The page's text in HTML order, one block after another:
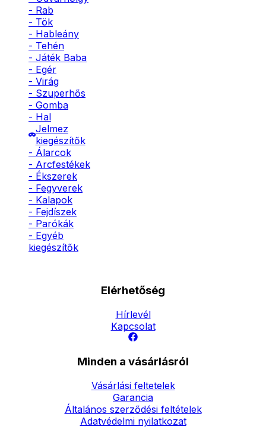
- Rab
- Tök
- Hableány
- Tehén
- Játék Baba
- Egér
- Virág
- Szuperhős
- Gomba
- Hal
Jelmez
kiegészítők
- Álarcok
- Arcfestékek
- Ékszerek
- Fegyverek
- Kalapok
- Fejdíszek
- Parókák
- Egyéb
kiegészítők
Elérhetőség
Hírlevél
Kapcsolat
Minden a vásárlásról
Vásárlási feltetelek
Garancia
Általános szerződési feltételek
Adatvédelmi nyilatkozat